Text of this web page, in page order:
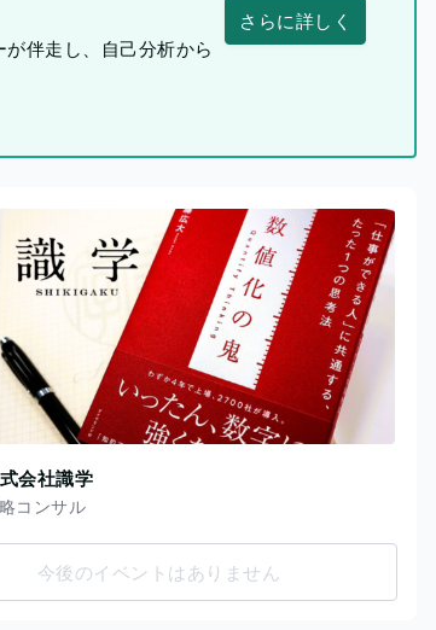
伴走し、自己分析から
さらに詳しく
会社識学
コンサル
今後のイベントはありません